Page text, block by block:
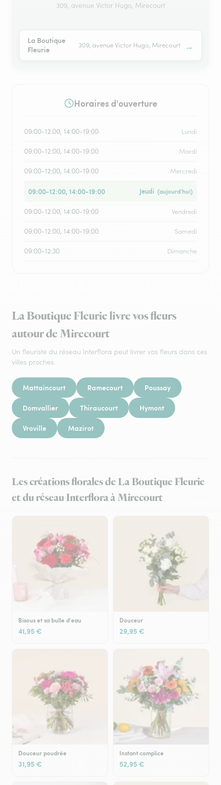
309, avenue Victor Hugo, Mirecourt
La Boutique
Fleurie
309, avenue Victor Hugo, Mirecourt →
Horaires d'ouverture
09:00-12:00, 14:00-19:00 Lundi
09:00-12:00, 14:00-19:00 Mardi
09:00-12:00, 14:00-19:00 Mercredi
09:00-12:00, 14:00-19:00 Jeudi (aujourd’hui)
09:00-12:00, 14:00-19:00 Vendredi
09:00-12:00, 14:00-19:00 Samedi
09:00-12:30 Dimanche
La Boutique Fleurie livre vos fleurs
autour de Mirecourt
Un fleuriste du réseau Interflora peut livrer vos fleurs dans ces
villes proches.
Mattaincourt Ramecourt Poussay
Domvallier Thiraucourt Hymont
Vroville Mazirot
Les créations florales de La Boutique Fleurie
et du réseau Interflora à Mirecourt
Bisous et sa bulle d'eau
41,95 €
Douceur
29,95 €
Douceur poudrée
31,95 €
Instant complice
52,95 €